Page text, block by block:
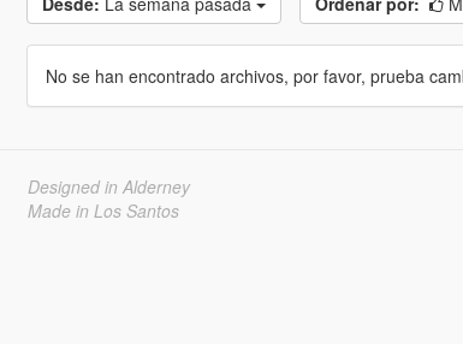
No se han encontrado archivos, por favor, prueba
Designed in Alderney
Made in Los Santos